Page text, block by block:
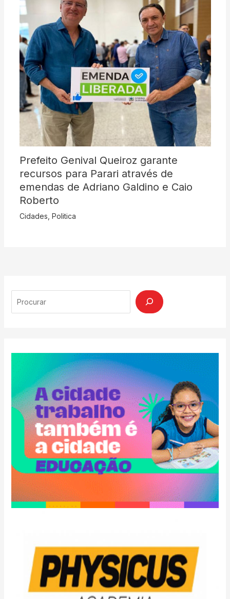
Prefeito Genival Queiroz garante
recursos para Parari através de
emendas de Adriano Galdino e Caio
Roberto
Cidades Politica